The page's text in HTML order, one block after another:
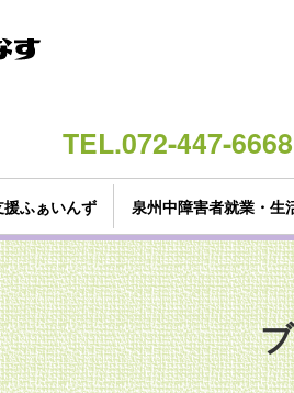
TEL.072-447-
ふぁいんず 泉州中障害者就業・生